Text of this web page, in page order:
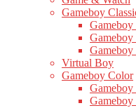
Gameboy
Gameboy
Virtual Boy
Gameboy Color